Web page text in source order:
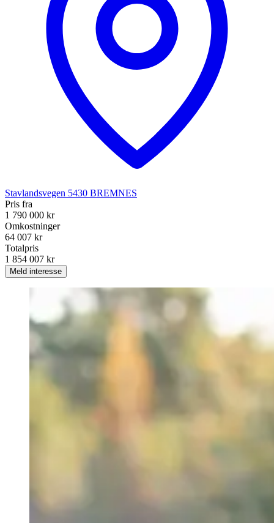
Stavlandsvegen 5430 BREMNES
Pris fra
1 790 000 kr
Omkostninger
64 007 kr
Totalpris
1 854 007 kr
Meld interesse